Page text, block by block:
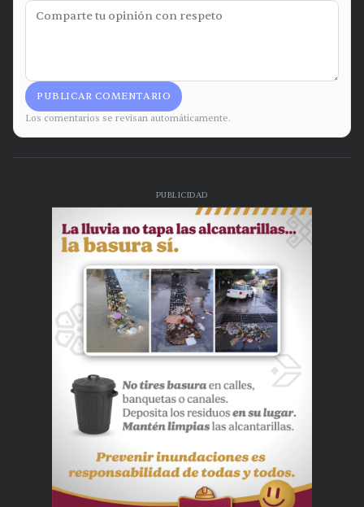
PUBLICAR COMENTARIO
Los comentarios se revisan automáticamente.
PUBLICIDAD